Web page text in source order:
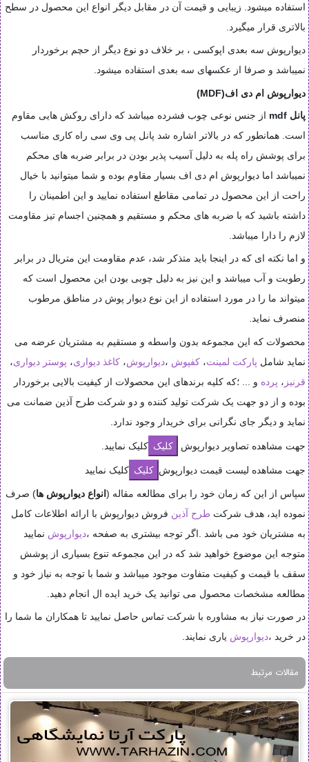
استفاده میشود. زیبایی و قیمت آن در مقابل دیگر انواع این محصول در سطح
بالاتری قرار میگیرد
دیوارپوش سه بعدی اپوکسی ، بر خلاف دو نوع دیگر از حچم برخوردار
نمیباشد و صرفا از عکسهای سه بعدی استفاده میشود.
دیوارپوش ام دی اف(MDF)
پانل mdf از جنس نوعی چوب فشرده میباشد که دارای روکش هایی مقاوم
است. همانطور که در بالاتر اشاره شد پانل پی وی سی راه کاری مناسب
برای پوشش راه پله به دلیل آسیب پذیر بودن در برابر ضربه های محکم
نمیباشد اما دیوارپوش ام دی اف بسیار مقاوم بوده و شما میتوانید با خیال
راحت از این محصول در تمامی مقاطع استفاده نمایید و این اطمینان را
داشته باشید که با ضربه های محکم و مستقیم و همچنین اجسام تیز مقاومت
لازم را دارا میباشد.
و اما نکته ای که در اینجا باید متذکر شد، عدم مقاومت این متریال در برابر
رطوبت و آب میباشد و این نیز به دلیل چوبی بودن این محصول است که
میتواند ما را در مورد استفاده از این نوع دیوار پوش در مناطق مرطوب
منصرف نماید.
محصولات که این مجموعه بدون واسطه و مستقیم به مشتریان عرضه می
نماید شامل پارکت لمینت، کفپوش ،دیوارپوش، کاغذ دیواری، پوستر دیواری،
قرنیز ، پرده و ... ؛که کلیه برندهای این محصولات از کیفیت بالایی برخوردار
بوده و از دو جهت یک شرکت تولید کننده و دو شرکت طرح آذین ضمانت می
نماید و دیگر جای نگرانی برای خریدار وجود ندارد.
جهت مشاهده تصاویر دیوارپوش کلیک نمایید.
جهت مشاهده لیست قیمت دیوارپوش کلیک نمایید
سپاس از این که زمان خود را برای مطالعه مقاله (انواع دیوارپوش ها) صرف
نموده اید، هدف شرکت طرح آذین فروش دیوارپوش با ارائه اطلاعات کامل
به مشتریان خود می باشد .اگر توجه بیشتری به صفحه ،دیوارپوش نمایید
متوجه این موضوع خواهید شد که در این مجموعه تنوع بسیاری از پوشش
سقف با قیمت و کیفیت متفاوت موجود میباشد و شما با توجه به نیاز خود و
مطالعه مشخصات محصول می توانید یک خرید ایده ال انجام دهید.
در صورت نیاز به مشاوره با شرکت تماس حاصل نمایید تا همکاران ما شما را
در خرید ،دیوارپوش یاری نمایند.
مقالات مرتبط